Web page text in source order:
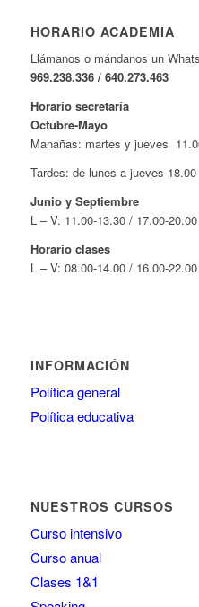
HORARIO ACADEMIA
Llámanos o mándanos un
969.238.336 / 640.273.463
Horario secretaría
Octubre-Mayo
Manañas: martes y jueves
Tardes: de lunes a jueves
Junio y Septiembre
L – V: 11.00-13.30 / 17.00-20.00
Horario clases
L – V: 08.00-14.00 / 16.00-22.00
INFORMACIÓN
Política general
Política educativa
NUESTROS CURSOS
Curso intensivo
Curso anual
Clases 1&1